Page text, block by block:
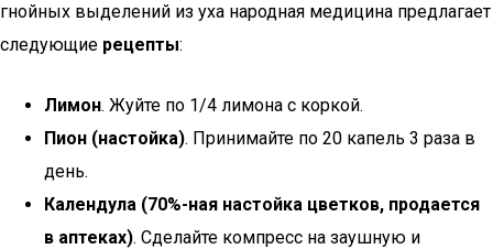
гнойных выделений из уха народная медицина предлагает
следующие рецепты:
Лимон. Жуйте по 1/4 лимона с коркой.
Пион (настойка). Принимайте по 20 капель 3 раза в
день.
Календула (70%-ная настойка цветков, продается
в аптеках). Сделайте компресс на заушную и